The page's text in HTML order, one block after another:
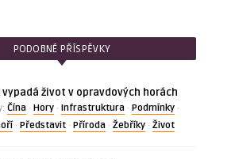
PODOBNÉ PŘÍSPĚVKY
vypadá život v opravdových horách
Čína· Hory· Infrastruktura· Podmínky·
· Představit· Příroda· Žebříky· Život